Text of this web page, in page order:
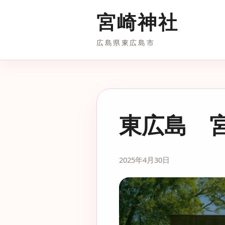
宮崎神社
広島県東広島市
東広島
2025年4月30日